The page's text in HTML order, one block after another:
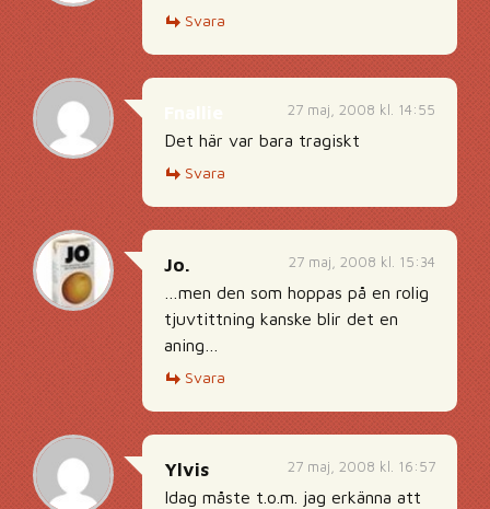
Svara
27 maj, 2008 kl. 14:55
Det här var bara tragiskt
Svara
27 maj, 2008 kl. 15:34
Jo.
…men den som hoppas på en rolig
tjuvtittning kanske blir det en
aning…
Svara
27 maj, 2008 kl. 16:57
Ylvis
Idag måste t.o.m. jag erkänna att